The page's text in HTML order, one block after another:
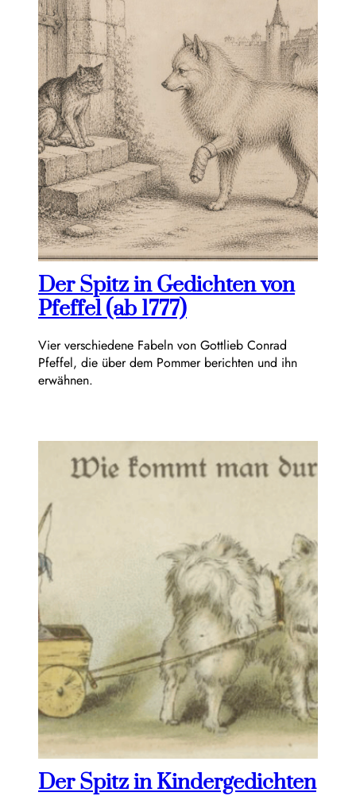
Der Spitz in Gedichten von
Pfeffel (ab 1777)
Vier verschiedene Fabeln von Gottlieb Conrad
Pfeffel, die über dem Pommer berichten und ihn
erwähnen.
Der Spitz in Kindergedichten